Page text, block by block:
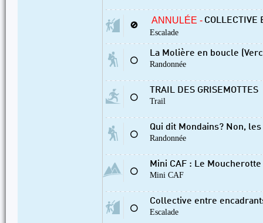
🚫 ANNULÉE - COLLECTIVE
Escalade
⚪
La Molière en boucle
Randonnée
⚪
TRAIL DES GRISEMOTTES
Trail
⚪
Qui dit Mondains? Non,
Randonnée
⚪
Mini CAF : Le Moucherotte
Mini CAF
⚪
Collective entre
Escalade